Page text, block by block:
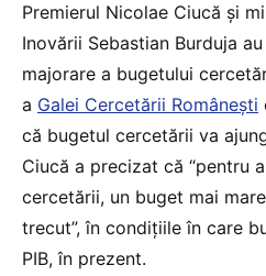
Premierul Nicolae Ciucă și
Inovării Sebastian Burduja
majorare a bugetului
a Galei Cercetării Românești
că bugetul cercetării va
Ciucă a precizat că “pentru
cercetării, un buget mai
trecut”, în condițiile în care
PIB, în prezent.